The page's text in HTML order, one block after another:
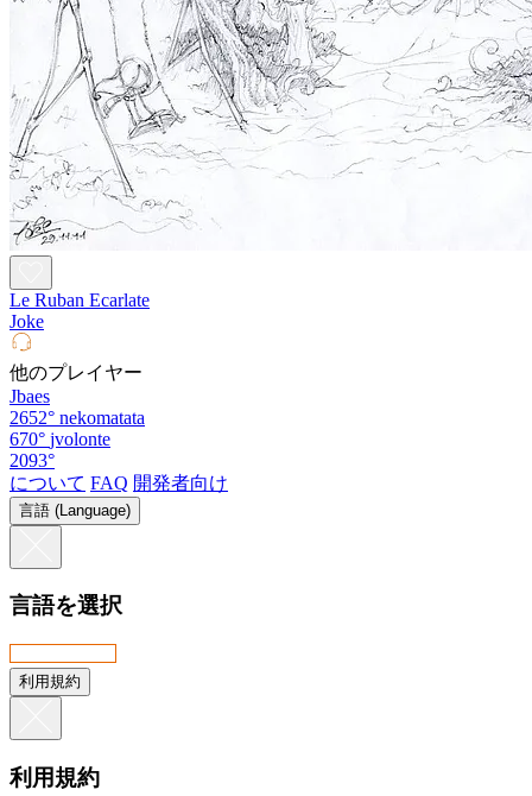
Le Ruban Ecarlate
Joke
他のプレイヤー
Jbaes
2652° nekomatata
670° jvolonte
2093°
について FAQ 開発者向け
言語 (Language)
言語を選択
利用規約
利用規約